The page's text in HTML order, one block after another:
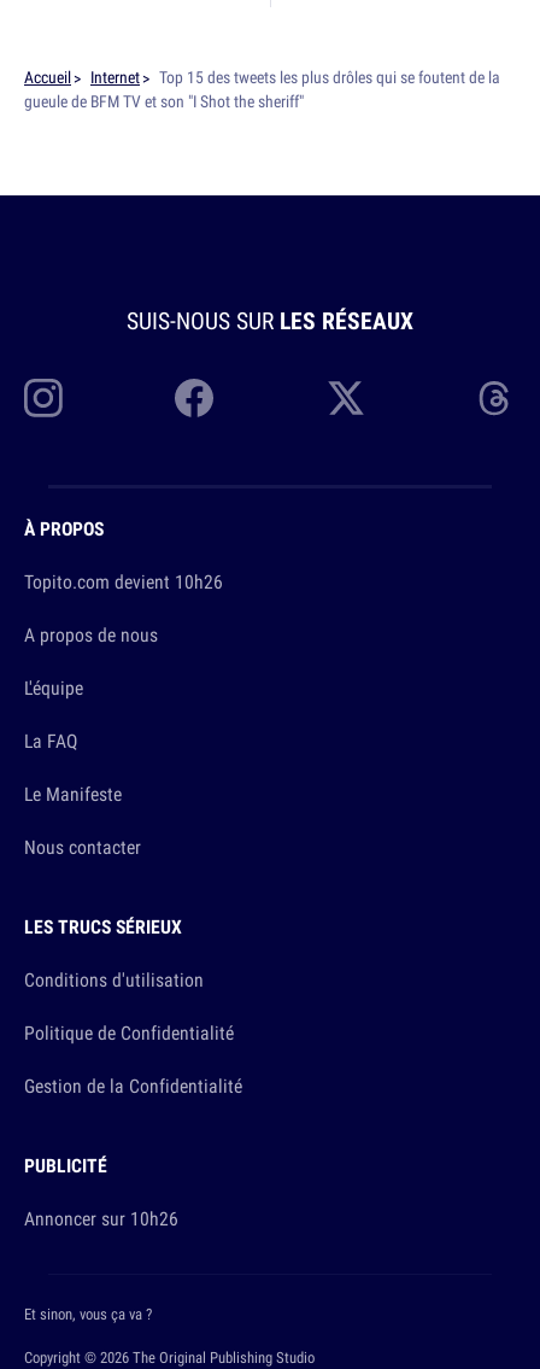
Accueil Internet
Top 15 des tweets les plus drôles qui se foutent de la
gueule de BFM TV et son "I Shot the sheriff"
SUIS-NOUS SUR LES RÉSEAUX
À PROPOS
Topito.com devient 10h26
A propos de nous
L'équipe
La FAQ
Le Manifeste
Nous contacter
LES TRUCS SÉRIEUX
Conditions d'utilisation
Politique de Confidentialité
Gestion de la Confidentialité
PUBLICITÉ
Annoncer sur 10h26
Copyright © 2026 The Original Publishing Studio
Et sinon, vous ça va ?